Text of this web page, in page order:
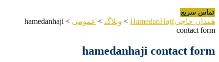
تماس سریع
همدان حاجی|HamedanHaji > وبلاگ > عمومی >
hamedanhaji
contact form
hamedanhaji contact form